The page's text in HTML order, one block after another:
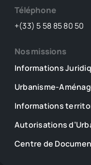
Téléphone
+(33) 5 58 85 80 50
Nos missions
Informations
Urbanisme-
Informations
Autorisations
Centre de